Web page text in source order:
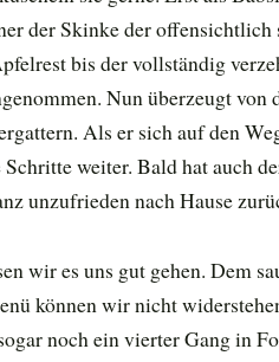
der Skinke der
bis der vollständig
Nun überzeugt
Als er sich auf den
Schritte weiter. Bald hat auch
unzufrieden nach Hause
wir es uns gut gehen. Dem
können wir nicht
noch ein vierter Gang in